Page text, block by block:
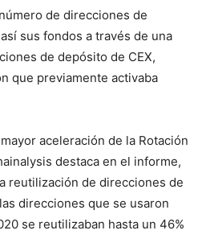
de direcciones de
sus fondos a través de una
de depósito de CEX,
que previamente activaba
aceleración de la Rotación
destaca en el informe,
reutilización de direcciones de
direcciones que se usaron
se reutilizaban hasta un 46%